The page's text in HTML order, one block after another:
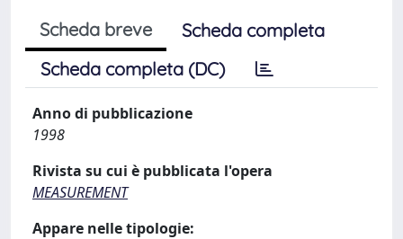
Scheda breve
Scheda completa
Scheda completa (DC)
Anno di pubblicazione
1998
Rivista su cui è pubblicata l'opera
MEASUREMENT
Appare nelle tipologie: